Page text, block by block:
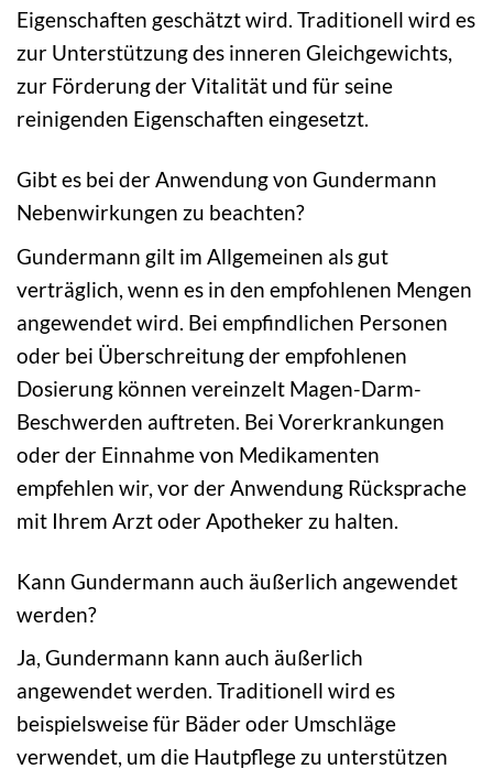
Eigenschaften geschätzt wird. Traditionell wird es
zur Unterstützung des inneren Gleichgewichts,
zur Förderung der Vitalität und für seine
reinigenden Eigenschaften eingesetzt.
Gibt es bei der Anwendung von Gundermann
Nebenwirkungen zu beachten?
Gundermann gilt im Allgemeinen als gut
verträglich, wenn es in den empfohlenen Mengen
angewendet wird. Bei empfindlichen Personen
oder bei Überschreitung der empfohlenen
Dosierung können vereinzelt Magen-Darm-
Beschwerden auftreten. Bei Vorerkrankungen
oder der Einnahme von Medikamenten
empfehlen wir, vor der Anwendung Rücksprache
mit Ihrem Arzt oder Apotheker zu halten.
Kann Gundermann auch äußerlich angewendet
werden?
Ja, Gundermann kann auch äußerlich
angewendet werden. Traditionell wird es
beispielsweise für Bäder oder Umschläge
verwendet, um die Hautpflege zu unterstützen